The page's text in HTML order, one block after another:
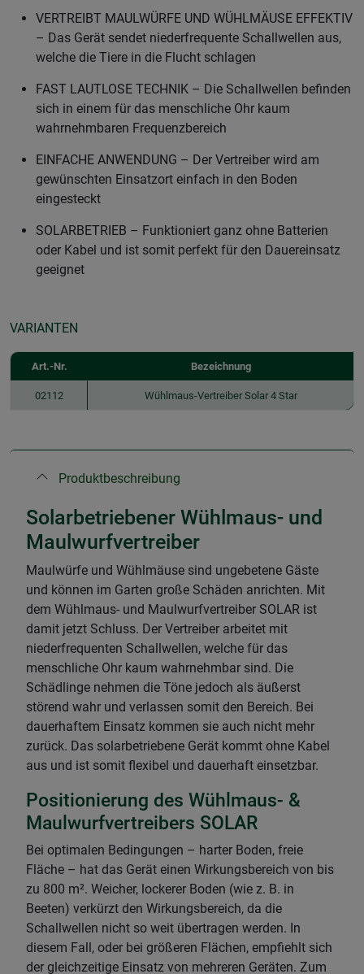
VERTREIBT MAULWÜRFE UND WÜHLMÄUSE EFFEKTIV
– Das Gerät sendet niederfrequente Schallwellen aus,
welche die Tiere in die Flucht schlagen
FAST LAUTLOSE TECHNIK – Die Schallwellen befinden
sich in einem für das menschliche Ohr kaum
wahrnehmbaren Frequenzbereich
EINFACHE ANWENDUNG – Der Vertreiber wird am
gewünschten Einsatzort einfach in den Boden
eingesteckt
SOLARBETRIEB – Funktioniert ganz ohne Batterien
oder Kabel und ist somit perfekt für den Dauereinsatz
geeignet
VARIANTEN
Art.-Nr. Bezeichnung
02112 Wühlmaus-Vertreiber Solar 4 Star
Produktbeschreibung
Solarbetriebener Wühlmaus- und
Maulwurfvertreiber
Maulwürfe und Wühlmäuse sind ungebetene Gäste
und können im Garten große Schäden anrichten. Mit
dem Wühlmaus- und Maulwurfvertreiber SOLAR ist
damit jetzt Schluss. Der Vertreiber arbeitet mit
niederfrequenten Schallwellen, welche für das
menschliche Ohr kaum wahrnehmbar sind. Die
Schädlinge nehmen die Töne jedoch als äußerst
störend wahr und verlassen somit den Bereich. Bei
dauerhaftem Einsatz kommen sie auch nicht mehr
zurück. Das solarbetriebene Gerät kommt ohne Kabel
aus und ist somit flexibel und dauerhaft einsetzbar.
Positionierung des Wühlmaus- &
Maulwurfvertreibers SOLAR
Bei optimalen Bedingungen – harter Boden, freie
Fläche – hat das Gerät einen Wirkungsbereich von bis
zu 800 m². Weicher, lockerer Boden (wie z. B. in
Beeten) verkürzt den Wirkungsbereich, da die
Schallwellen nicht so weit übertragen werden. In
diesem Fall, oder bei größeren Flächen, empfiehlt sich
der gleichzeitige Einsatz von mehreren Geräten. Zum